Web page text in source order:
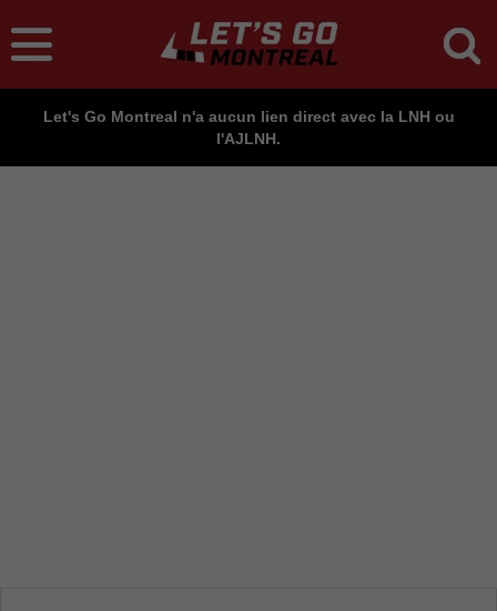
Let's Go Montreal n'a aucun lien direct avec la LNH ou
l'AJLNH.